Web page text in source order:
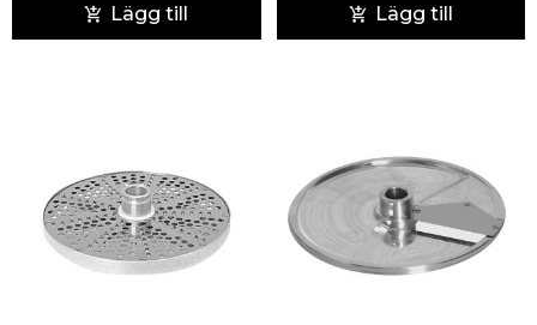
Lägg till Lägg till